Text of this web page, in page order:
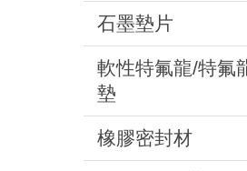
石墨墊片
軟性特氟龍/特氟
墊
橡膠密封材